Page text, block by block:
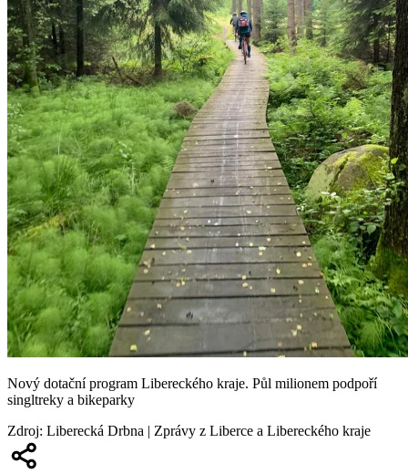
Nový dotační program Libereckého kraje. Půl milionem podpoří
singltreky a bikeparky
Zdroj: Liberecká Drbna | Zprávy z Liberce a Libereckého kraje